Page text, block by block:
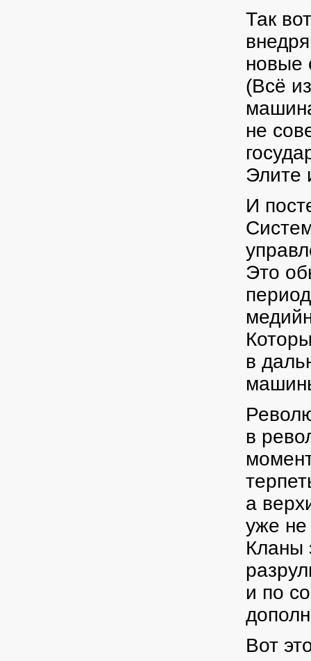
Так
новые
(Всё
не
Элите
И
Это
в
в
а
уже не
Кланы
и по
Вот